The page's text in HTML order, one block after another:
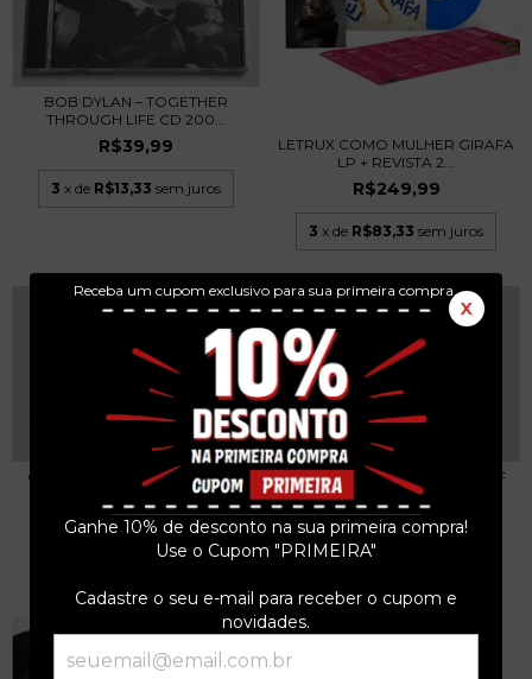
Receba um cupom exclusivo para sua primeira compra.
X
Ganhe 10% de desconto na sua primeira compra!
Use o Cupom "PRIMEIRA"
Cadastre o seu e-mail para receber o cupom e
novidades.
BOB DYLAN – TOGETHER
THROUGH LIFE CD 200...
R$39,99
3 x de R$13,33 sem juros
LETRUX COMO MULHER GIRAFA
LP + REVISTA 2...
R$249,99
3 x de R$83,33 sem juros
GHOST BASTARDS - NIGHT OF
R$159,99
GHOST BASTARDS - NIGHT OF
THE KILLER......
R$179,99